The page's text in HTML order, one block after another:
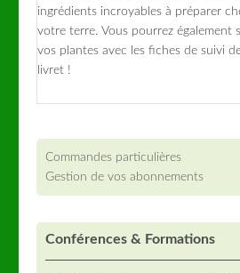
ingrédients incroyables à préparer
votre terre. Vous pourrez également
vos plantes avec les fiches de suivi
livret !
Commandes particulières
Gestion de vos abonnements
Conférences & Formations